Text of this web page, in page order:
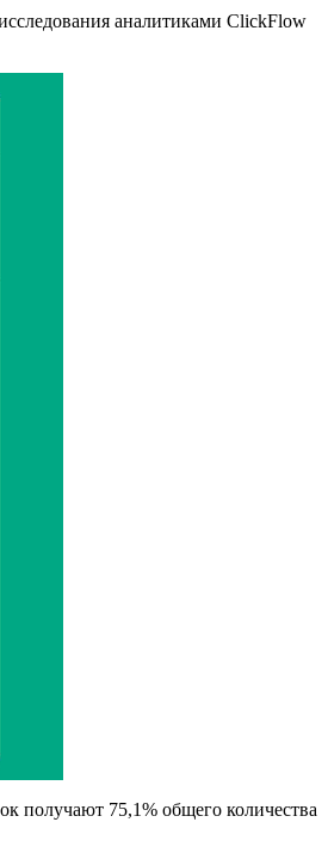
аналитиками ClickFlow
получают 75,1% общего количества